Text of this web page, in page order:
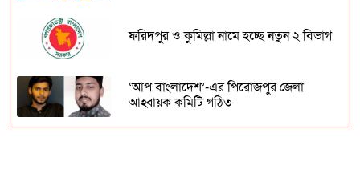
ফরিদপুর ও কুমিল্লা নামে হচ্ছে নতুন ২ বিভাগ
‘আপ বাংলাদেশ’-এর পিরোজপুর জেলা
আহ্বায়ক কমিটি গঠিত